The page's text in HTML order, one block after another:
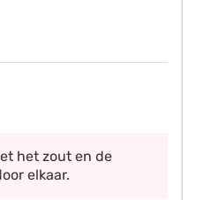
het zout en de
elkaar.